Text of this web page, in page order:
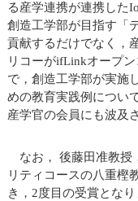
る産学連携が連携した
創造工学部が目指す「
貢献するだけでなく，
リコーがifLinkオープ
で，創造工学部が実施
めの教育実践例につい
産学官の会員にも波及
なお， 後藤田准教授
リティコースの八重樫
き，2度目の受賞とな